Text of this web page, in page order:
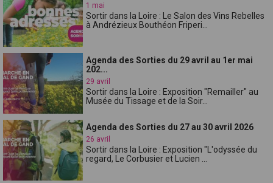
1 mai
Sortir dans la Loire : Le Salon des Vins Rebelles
à Andrézieux Bouthéon Friperi...
Agenda des Sorties du 29 avril au 1er mai
202...
29 avril
Sortir dans la Loire : Exposition "Remailler" au
Musée du Tissage et de la Soir...
Agenda des Sorties du 27 au 30 avril 2026
26 avril
Sortir dans la Loire : Exposition "L'odyssée du
regard, Le Corbusier et Lucien ...